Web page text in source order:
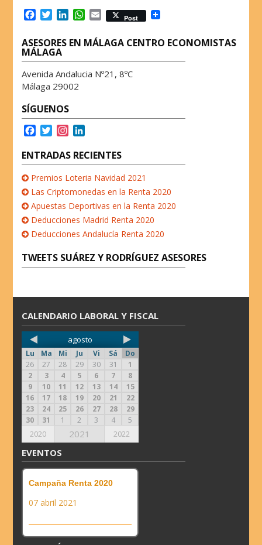
c
e
b
o
o
T
i
t
t
e
r
n
k
e
d
I
W
a
t
s
A
E
a
i
l
Post
ASESORES EN MÁLAGA CENTRO ECONOMISTAS
MÁLAGA
Avenida Andalucia Nº21, 8ºC
Málaga 29002
SÍGUENOS
c
e
b
o
k
T
i
t
t
e
r
s
t
a
g
r
a
m
n
k
e
d
n
ENTRADAS RECIENTES
Premios Loteria Navidad 2021
Las Criptomonedas en la Renta 2020
Apuestas Deportivas en la Renta 2020
Deducciones Madrid Renta 2020
Deducciones Andalucía Renta 2020
TWEETS SUÁREZ Y RODRÍGUEZ ASESORES
CALENDARIO LABORAL Y FISCAL
agosto
Lu Ma Mi Ju Vi Sá
Do
26
27 28 29 30 31
1
2
3 4 5 6 7
8
9
10 11 12 13 14
15
16
17 18 19 20 21
22
23
24 25 26 27 28
29
30
31 1 2 3 4 5
2020 2021 2022
EVENTOS
Campaña Renta 2020
07 abril 2021